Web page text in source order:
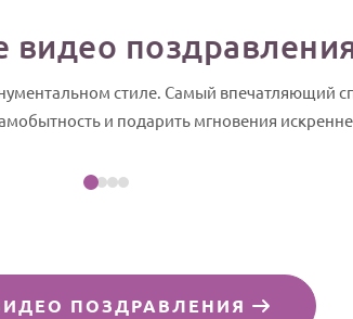
стиле. Самый впечатляющий
и подарить мгновения
Посмотреть пример
ПОЗДРАВЛЕНИЯ